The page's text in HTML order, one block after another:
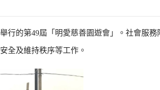
行的第49屆「明愛慈善園遊會」。社會服務
全及維持秩序等工作。